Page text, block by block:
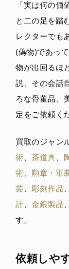
「実は何の価
と二の足を踏
レクターでも
(偽物)であっ
物が出回るほ
説、その会話
ろな骨董品、
定をご依頼く
買取のジャン
術
茶道具
術
勲章・軍
芸
彫刻作品
計
金銀製品
す。
依頼しや